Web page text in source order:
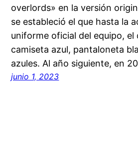
overlords» en la versión
se estableció el que hasta la
uniforme oficial del equipo, el
camiseta azul, pantaloneta
azules. Al año siguiente, en
junio 1, 2023